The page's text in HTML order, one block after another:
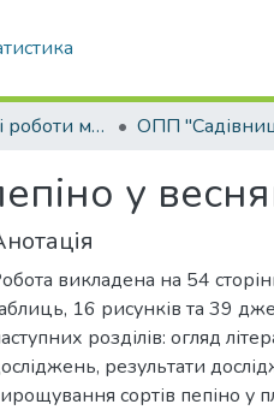
Кваліфікаційні роботи магістрів
у
викладена на 54
16 рисунків та 39
розділів: огляд
результати
сортів пепіно у